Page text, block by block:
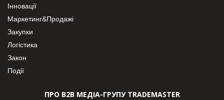
Інновації
Маркетинг&Продажі
Закупки
Логістика
Закон
Події
ПРО В2В МЕДІА-ГРУПУ TRADEMASTER